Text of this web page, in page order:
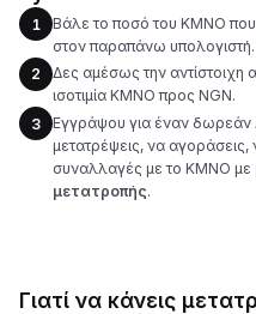
1
Βάλε το ποσό του KMNO που
στον παραπάνω υπολογιστή.
2
Δες αμέσως την αντίστοιχη
ισοτιμία KMNO προς NGN.
3
Εγγράψου για έναν
μετατρέψεις, να αγοράσεις,
συναλλαγές με το KMNO με
μετατροπής.
Γιατί να κάνεις